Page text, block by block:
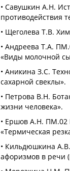
• Савушкин А.Н.
противодействия
• Щеголева Т.В.
• Андреева Т.А.
«Виды молочной
• Аникина З.С.
сахарной свеклы».
• Петрова В.Н.
жизни человека».
• Ершов А.Н. ПМ.02
«Термическая
• Кильдюшкина
афоризмов в речи